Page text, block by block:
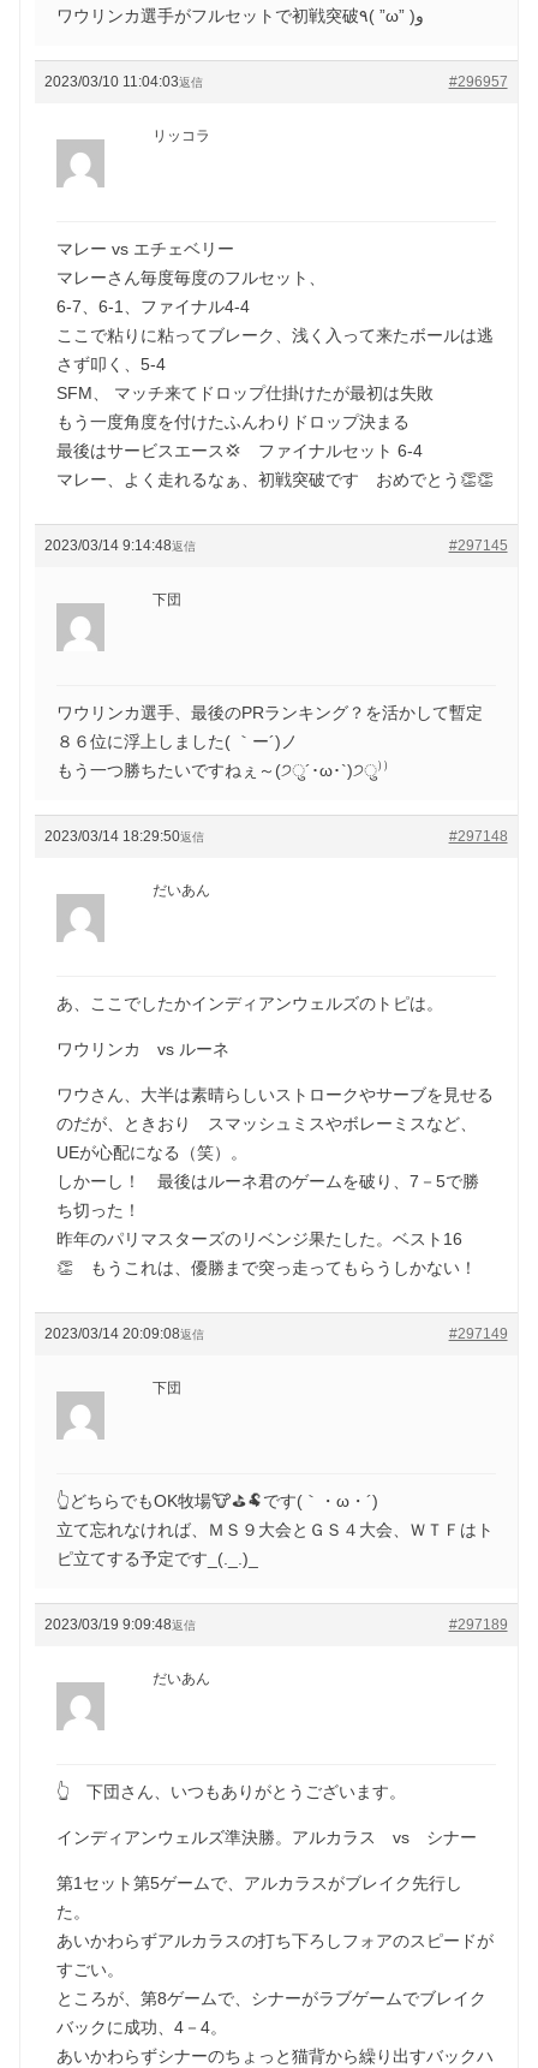
ワウリンカ選手がフルセットで初戦突破٩( ”ω” )و
2023/03/10 11:04:03 #296957
返信
リッコラ
マレー vs エチェベリー
マレーさん毎度毎度のフルセット、
6-7、6-1、ファイナル4-4
ここで粘りに粘ってブレーク、浅く入って来たボールは逃
さず叩く、5-4
SFM、 マッチ来てドロップ仕掛けたが最初は失敗
もう一度角度を付けたふんわりドロップ決まる
最後はサービスエース💢 ファイナルセット 6-4
マレー、よく走れるなぁ、初戦突破です おめでとう👏👏
2023/03/14 9:14:48 #297145
返信
下団
ワウリンカ選手、最後のPRランキング？を活かして暫定
８６位に浮上しました( ｀ー´)ノ
もう一つ勝ちたいですねぇ～(੭ु´･ω･`)੭ु⁾⁾
2023/03/14 18:29:50 #297148
返信
だいあん
あ、ここでしたかインディアンウェルズのトピは。
ワウリンカ vs ルーネ
ワウさん、大半は素晴らしいストロークやサーブを見せる
のだが、ときおり スマッシュミスやボレーミスなど、
UEが心配になる（笑）。
しかーし！ 最後はルーネ君のゲームを破り、7－5で勝
ち切った！
昨年のパリマスターズのリベンジ果たした。ベスト16
👏 もうこれは、優勝まで突っ走ってもらうしかない！
2023/03/14 20:09:08 #297149
返信
下団
👆どちらでもOK牧場🐮⛳🐏です(｀・ω・´)ゞ
立て忘れなければ、ＭＳ９大会とＧＳ４大会、ＷＴＦはト
ピ立てする予定です_(._.)_
2023/03/19 9:09:48 #297189
返信
だいあん
👆 下団さん、いつもありがとうございます。
インディアンウェルズ準決勝。アルカラス vs シナー
第1セット第5ゲームで、アルカラスがブレイク先行し
た。
あいかわらずアルカラスの打ち下ろしフォアのスピードが
すごい。
ところが、第8ゲームで、シナーがラブゲームでブレイク
バックに成功、4－4。
あいかわらずシナーのちょっと猫背から繰り出すバックハ